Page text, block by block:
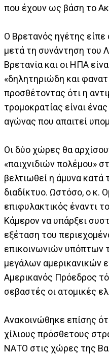
που έχουν ως βάση το
Ο Βρετανός ηγέτης
μετά τη συνάντηση του
Βρετανία και οι ΗΠΑ
«δηλητηριώδη και
προσθέτοντας ότι η
τρομοκρατίας είναι
αγώνας που απαιτεί
Οι δύο χώρες θα
«παιχνιδιών πολέμου»
βελτιωθεί η άμυνα
διαδίκτυο. Ωστόσο, ο κ.
επιφυλακτικός έναντι
Κάμερον να υπάρξει
εξέταση του
επικοινωνιών
μεγάλων αμερικανικών
Αμερικανός Πρόεδρος
σεβαστές οι ατομικές
Ανακοινώθηκε επίσης
χίλιους πρόσθετους
ΝΑΤΟ στις χώρες της